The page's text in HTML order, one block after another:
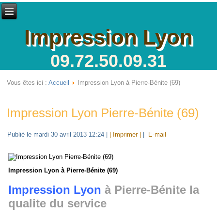
Impression Lyon
09.72.50.09.31
Vous êtes ici :Accueil Impression Lyon à Pierre-Bénite (69)
Impression Lyon Pierre-Bénite (69)
Publié le mardi 30 avril 2013 12:24 | Imprimer | E-mail
Impression Lyon à Pierre-Bénite (69)
Impression Lyon à Pierre-Bénite la
qualite du service